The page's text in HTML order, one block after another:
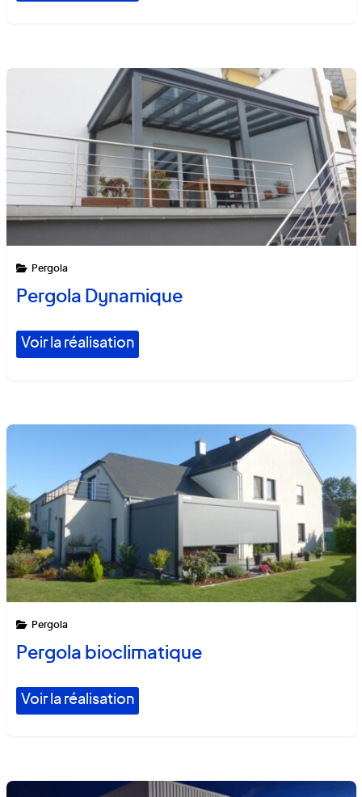
Pergola
Pergola Dynamique
Voir la réalisation
Pergola
Pergola bioclimatique
Voir la réalisation